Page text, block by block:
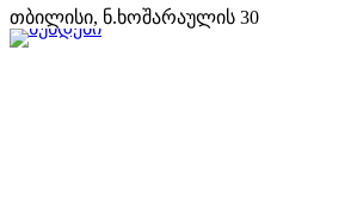
თბილისი, ნ.ხოშარაულის 30